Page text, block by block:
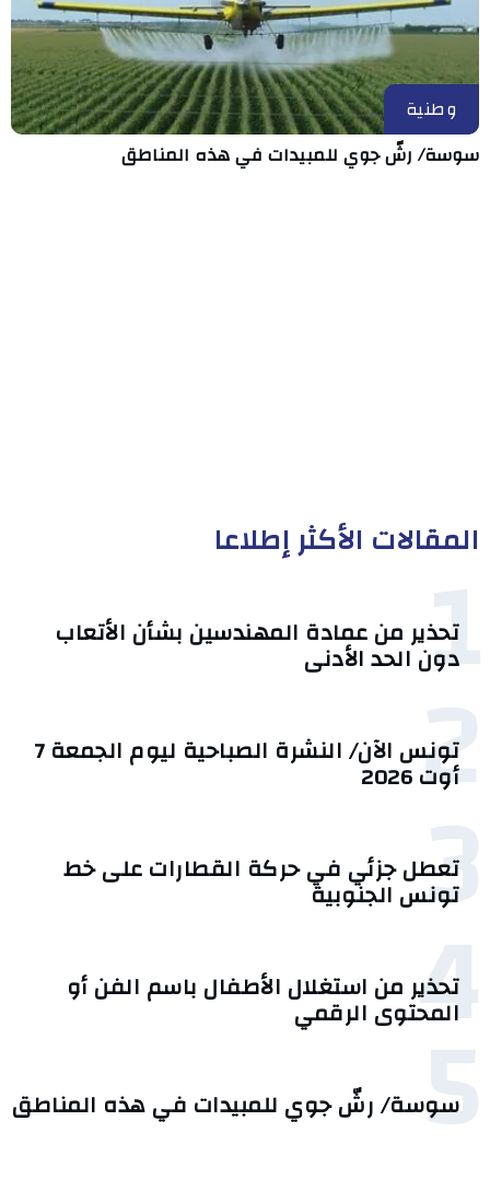
وطنية
سوسة/ رشّ جوي للمبيدات في هذه المناطق
المقالات الأكثر إطلاعا
1
تحذير من عمادة المهندسين بشأن الأتعاب
دون الحد الأدنى
2 تونس الآن/ النشرة الصباحية ليوم الجمعة 7
أوت 2026
3
تعطل جزئي في حركة القطارات على خط
تونس الجنوبية
4
تحذير من استغلال الأطفال باسم الفن أو
المحتوى الرقمي
5
سوسة/ رشّ جوي للمبيدات في هذه المناطق